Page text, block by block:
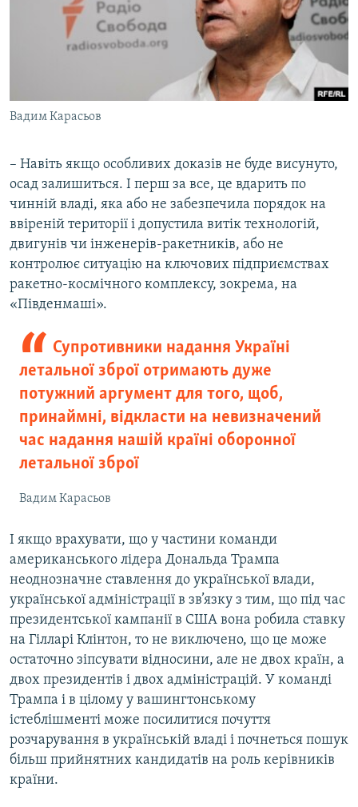
Вадим Карасьов
– Навіть якщо особливих доказів не буде висунуто,
осад залишиться. І перш за все, це вдарить по
чинній владі, яка або не забезпечила порядок на
ввіреній території і допустила витік технологій,
двигунів чи інженерів-ракетників, або не
контролює ситуацію на ключових підприємствах
ракетно-космічного комплексу, зокрема, на
«Південмаші».
Супротивники надання Україні
летальної зброї отримають дуже
потужний аргумент для того, щоб,
принаймні, відкласти на невизначений
час надання нашій країні оборонної
летальної зброї
Вадим Карасьов
І якщо врахувати, що у частини команди
американського лідера Дональда Трампа
неоднозначне ставлення до української влади,
української адміністрації в зв’язку з тим, що під час
президентської кампанії в США вона робила ставку
на Гілларі Клінтон, то не виключено, що це може
остаточно зіпсувати відносини, але не двох країн, а
двох президентів і двох адміністрацій. У команді
Трампа і в цілому у вашингтонському
істеблішменті може посилитися почуття
розчарування в українській владі і почнеться пошук
більш прийнятних кандидатів на роль керівників
країни.